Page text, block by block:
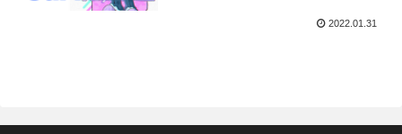
2022.01.31